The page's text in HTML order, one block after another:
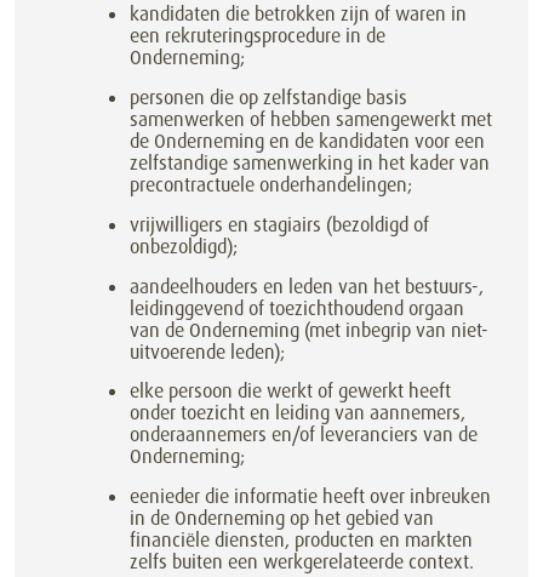
kandidaten die betrokken zijn of waren in
een rekruteringsprocedure in de
Onderneming;
personen die op zelfstandige basis
samenwerken of hebben samengewerkt met
de Onderneming en de kandidaten voor een
zelfstandige samenwerking in het kader van
precontractuele onderhandelingen;
vrijwilligers en stagiairs (bezoldigd of
onbezoldigd);
aandeelhouders en leden van het bestuurs-,
leidinggevend of toezichthoudend orgaan
van de Onderneming (met inbegrip van niet-
uitvoerende leden);
elke persoon die werkt of gewerkt heeft
onder toezicht en leiding van aannemers,
onderaannemers en/of leveranciers van de
Onderneming;
eenieder die informatie heeft over inbreuken
in de Onderneming op het gebied van
financiële diensten, producten en markten
zelfs buiten een werkgerelateerde context.